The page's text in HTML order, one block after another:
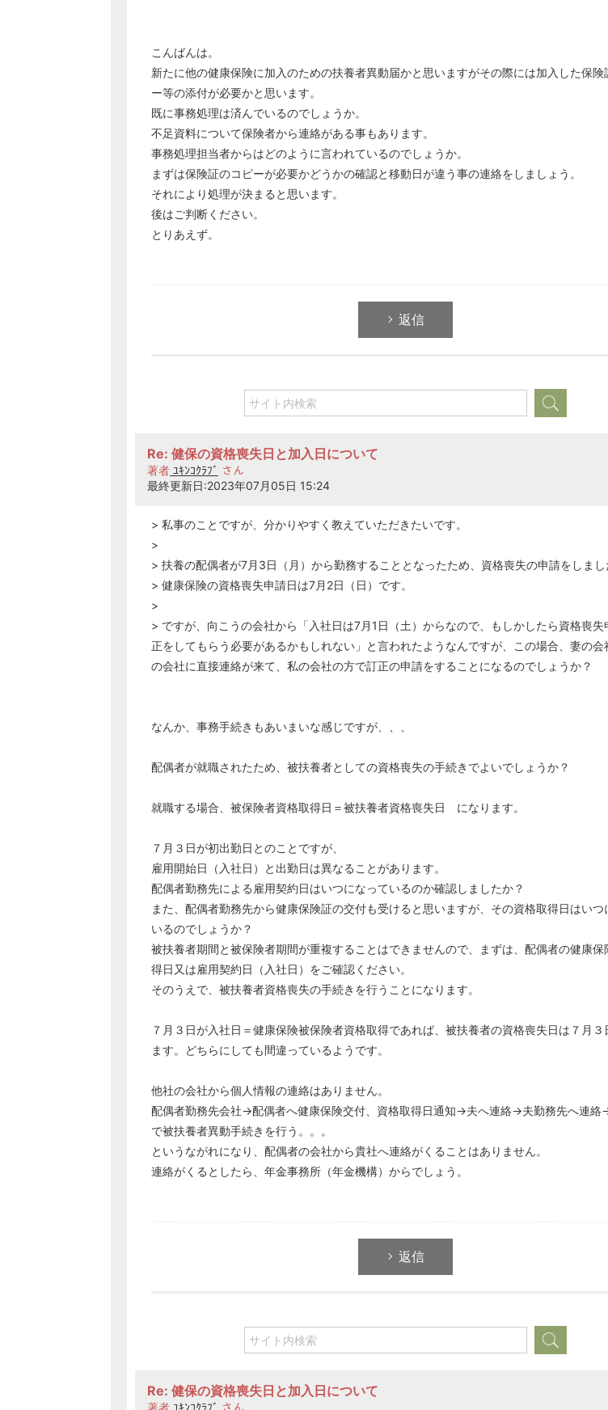
こんばんは。
新たに他の健康保険に加入のための扶養者異動届かと思いますがその際には加入した保険
ー等の添付が必要かと思います。
既に事務処理は済んでいるのでしょうか。
不足資料について保険者から連絡がある事もあります。
事務処理担当者からはどのように言われているのでしょうか。
まずは保険証のコピーが必要かどうかの確認と移動日が違う事の連絡をしましょう。
それにより処理が決まると思います。
後はご判断ください。
とりあえず。
返信
Re: 健保の資格喪失日と加入日について
著者 ﾕｷﾝｺｸﾗﾌﾞ さん
最終更新日:2023年07月05日 15:24
> 私事のことですが、分かりやすく教えていただきたいです。
>
> 扶養の配偶者が7月3日（月）から勤務することとなったため、資格喪失の申請をしまし
> 健康保険の資格喪失申請日は7月2日（日）です。
>
> ですが、向こうの会社から「入社日は7月1日（土）からなので、もしかしたら資格喪失
正をしてもらう必要があるかもしれない」と言われたようなんですが、この場合、妻の会
の会社に直接連絡が来て、私の会社の方で訂正の申請をすることになるのでしょうか？
なんか、事務手続きもあいまいな感じですが、、、
配偶者が就職されたため、被扶養者としての資格喪失の手続きでよいでしょうか？
就職する場合、被保険者資格取得日＝被扶養者資格喪失日 になります。
７月３日が初出勤日とのことですが、
雇用開始日（入社日）と出勤日は異なることがあります。
配偶者勤務先による雇用契約日はいつになっているのか確認しましたか？
また、配偶者勤務先から健康保険証の交付も受けると思いますが、その資格取得日はいつ
いるのでしょうか？
被扶養者期間と被保険者期間が重複することはできませんので、まずは、配偶者の健康保
得日又は雇用契約日（入社日）をご確認ください。
そのうえで、被扶養者資格喪失の手続きを行うことになります。
７月３日が入社日＝健康保険被保険者資格取得であれば、被扶養者の資格喪失日は７月３
ます。どちらにしても間違っているようです。
他社の会社から個人情報の連絡はありません。
配偶者勤務先会社→配偶者へ健康保険交付、資格取得日通知→夫へ連絡→夫勤務先へ連絡
で被扶養者異動手続きを行う。。。
というながれになり、配偶者の会社から貴社へ連絡がくることはありません。
連絡がくるとしたら、年金事務所（年金機構）からでしょう。
返信
Re: 健保の資格喪失日と加入日について
税務経理
経営の知恵
総務の給湯室
秘書のノウハウ